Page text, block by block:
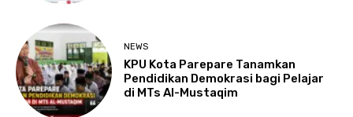
NEWS
KPU Kota Parepare Tanamkan
Pendidikan Demokrasi bagi Pelajar
di MTs Al-Mustaqim